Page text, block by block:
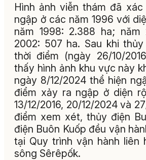
Hình ảnh viễn thám đã
ngập ở các năm 1996 với
năm 1998: 2.388 ha; năm
2002: 507 ha. Sau khi
thời điểm (ngày 26/10/
thấy hình ảnh khu vực này
ngày 8/12/2024 thể hiện
điểm xảy ra ngập ở diện
13/12/2016, 20/12/2024 và
điểm xem xét, thủy điện
điện Buôn Kuốp đều vận
tại Quy trình vận hành
sông Sêrêpốk.